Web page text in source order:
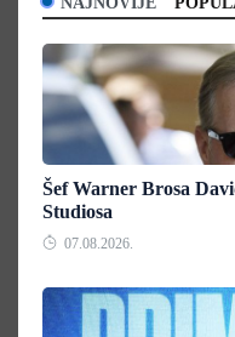
Šef Warner Brosa
Studiosa
07.08.2026.